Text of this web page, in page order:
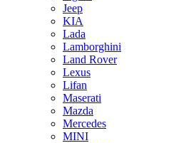
Jeep
KIA
Lada
Lamborghini
Land Rover
Lexus
Lifan
Maserati
Mazda
Mercedes
MINI